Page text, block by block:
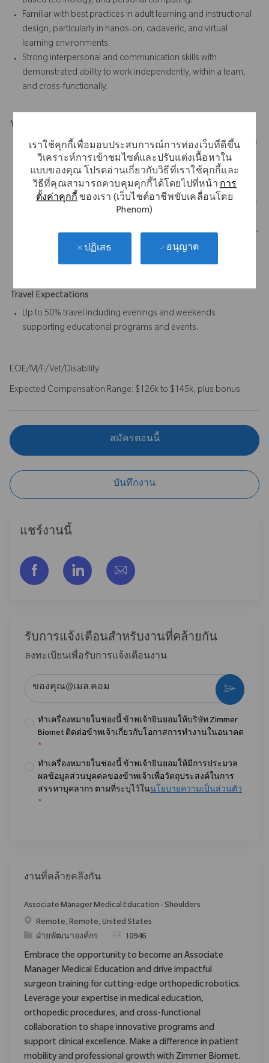
เราใช้คุกกี้เพื่อมอบประสบการณ์การท่องเว็บที่ดีขึ้น
วิเคราะห์การเข้าชมไซต์และปรับแต่งเนื้อหาใน
แบบของคุณ โปรดอ่านเกี่ยวกับวิธีที่เราใช้คุกกี้และ
วิธีที่คุณสามารถควบคุมคุกกี้ได้โดยไปที่หน้าการ
ตั้งค่าคุกกี้ของเรา (เว็บไซต์อาชีพขับเคลื่อนโดย
Phenom)
ปฏิเสธ อนุญาต
Familiar with best practices in adult learning and instructional
design, particularly in hands-on, cadaveric, and virtual
learning environments.
Strong interpersonal and communication skills with
demonstrated ability to work independently, within a team,
and cross-functionally.
Your Background
Bachelors degree in Business, Engineering, Life Sciences, or a
related field and a minimum of 6 years of experience in
marketing, medical education/training, or medical device
sales required.
Upper extremities/shoulders experience is strongly preferred.
Familiarity with Zimmer Biomet’s orthopedic product
portfolio, particularly ROSA® or similar enabling technologies,
is strongly preferred.
Travel Expectations
Up to 50% travel including evenings and weekends
supporting educational programs and events.
EOE/M/F/Vet/Disability
Expected Compensation Range: $126k to $145k, plus bonus
สมัครตอนนี้
บันทึกงาน
แชร์งานนี้
แชร์ผ่าน Facebook
แชร์ผ่าน LinkedIn
แชร์ผ่านอีเมล
รับการแจ้งเตือนสําหรับงานที่คล้ายกัน
ลงทะเบียนเพื่อรับการแจ้งเตือนงาน
ทำเครื่องหมายในช่องนี้ ข้าพเจ้ายินยอมให้บริษัท Zimmer
Biomet ติดต่อข้าพเจ้าเกี่ยวกับโอกาสการทำงานในอนาคต
*
ทำเครื่องหมายในช่องนี้ ข้าพเจ้ายินยอมให้มีการประมวล
ผลข้อมูลส่วนบุคคลของข้าพเจ้าเพื่อวัตถุประสงค์ในการ
สรรหาบุคลากร ตามที่ระบุไว้ในนโยบายความเป็นส่วนตัว
*
กระตุ้น
งานที่คล้ายคลึงกัน
Associate Manager Medical Education - Shoulders
สถานที่Remote, Remote, United States
ประเภท
ฝ่ายพัฒนาองค์กร ReqId10946
Embrace the opportunity to become an Associate
Manager Medical Education and drive impactful
surgeon training for cutting-edge orthopedic robotics.
Leverage your expertise in medical education,
orthopedic procedures, and cross-functional
collaboration to shape innovative programs and
support clinical excellence. Make a difference in patient
mobility and professional growth with Zimmer Biomet.